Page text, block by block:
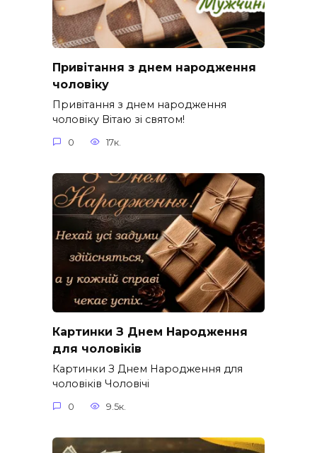
Привітання з днем народження
чоловіку
Привітання з днем народження
чоловіку Вітаю зі святом!
0 17к.
Картинки З Днем Народження
для чоловіків​
Картинки З Днем Народження для
чоловіків​ Чоловічі
0 9.5к.